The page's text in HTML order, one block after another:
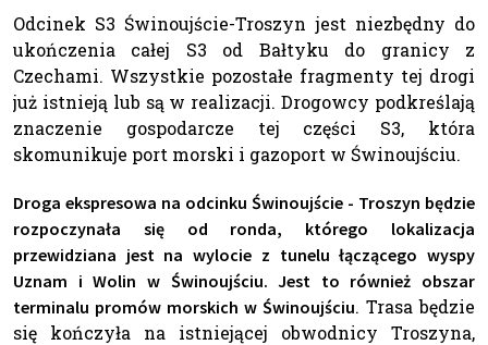
Odcinek S3 Świnoujście-Troszyn jest niezbędny do
ukończenia całej S3 od Bałtyku do granicy z
Czechami. Wszystkie pozostałe fragmenty tej drogi
już istnieją lub są w realizacji. Drogowcy podkreślają
znaczenie gospodarcze tej części S3, która
skomunikuje port morski i gazoport w Świnoujściu.
Droga ekspresowa na odcinku Świnoujście - Troszyn będzie
rozpoczynała się od ronda, którego lokalizacja
przewidziana jest na wylocie z tunelu łączącego wyspy
Uznam i Wolin w Świnoujściu. Jest to również obszar
terminalu promów morskich w Świnoujściu. Trasa będzie
się kończyła na istniejącej obwodnicy Troszyna,